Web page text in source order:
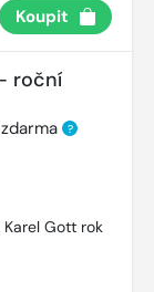
Koupit
roční
?
Karel Gott rok